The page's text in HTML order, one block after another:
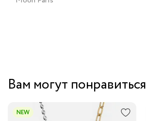
Вам могут понравиться
NEW